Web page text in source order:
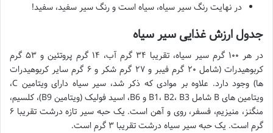
در نهایت رنگ سیر سیاه، سیاه است و رنگ سیر سفید، سفید!
جدول ارزش غذایی سیر سیاه
در هر ۱۰۰ گرم سیر سیاه، تقریبا ۳۴ گرم آب، ۱۴ گرم پروتئین و ۵۳ گرم
کربوهیدرات (شامل ۲۰ گرم فیبر و ۲۷ گرم شکر و ۶ گرم سایر کربوهیدرات
ها) وجود دارد. علاوه بر موادی که ذکر شد، سیر سیاه دارای ویتامین C،
ویتامین های B شامل B1، B2، B3 و B6، اسید فولیک (ویتامین B9)، کلسیم،
منگنز، منیزیم، فسفر، روی و آهن است. یک حبه سیر تازه درشت تقریبا ۶
گرم است. یک حبه سیر سیاه درشت تقریبا ۳ گرم است.